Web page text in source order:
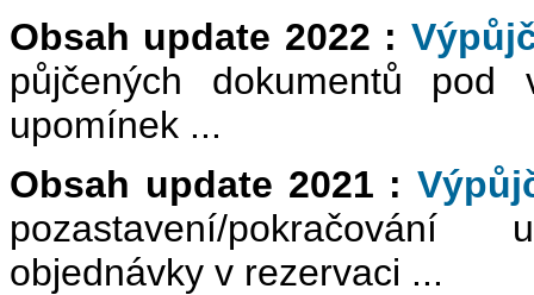
Obsah update 2022 :
půjčených dokumentů
upomínek ...
Obsah update 2021 :
pozastavení/
objednávky v rezervaci ...